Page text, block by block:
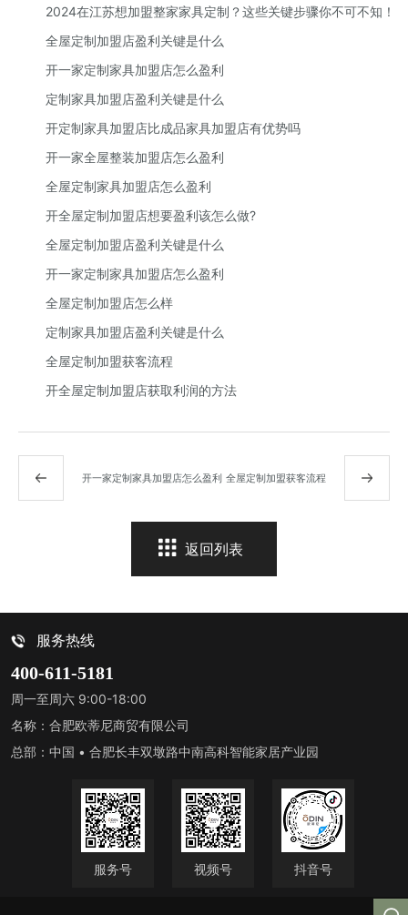
2024在江苏想加盟整家家具定制？这些关键步骤你不可不知！
全屋定制加盟店盈利关键是什么
开一家定制家具加盟店怎么盈利
定制家具加盟店盈利关键是什么
开定制家具加盟店比成品家具加盟店有优势吗
开一家全屋整装加盟店怎么盈利
全屋定制家具加盟店怎么盈利
开全屋定制加盟店想要盈利该怎么做?
全屋定制加盟店盈利关键是什么
开一家定制家具加盟店怎么盈利
全屋定制加盟店怎么样
定制家具加盟店盈利关键是什么
全屋定制加盟获客流程
开全屋定制加盟店获取利润的方法
开一家定制家具加盟店怎么盈利 全屋定制加盟获客流程
返回列表
服务热线
400-611-5181
周一至周六 9:00-18:00
名称：合肥欧蒂尼商贸有限公司
总部：中国 • 合肥长丰双墩路中南高科智能家居产业园
服务号 视频号 抖音号